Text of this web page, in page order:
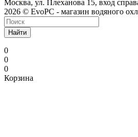
Москва, ул. Плеханова 15, вход
2026 © EvoPC - магазин водяного
Найти
0
0
0
Корзина